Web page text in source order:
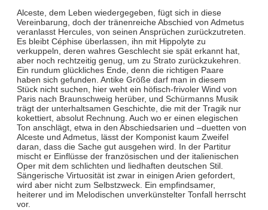
Alceste, dem Leben wiedergegeben, fügt sich in diese
Vereinbarung, doch der tränenreiche Abschied von Admetus
veranlasst Hercules, von seinen Ansprüchen zurückzutreten.
Es bleibt Céphise überlassen, ihn mit Hippolyte zu
verkuppeln, deren wahres Geschlecht sie spät erkannt hat,
aber noch rechtzeitig genug, um zu Strato zurückzukehren.
Ein rundum glückliches Ende, denn die richtigen Paare
haben sich gefunden. Antike Größe darf man in diesem
Stück nicht suchen, hier weht ein höfisch-frivoler Wind von
Paris nach Braunschweig herüber, und Schürmanns Musik
trägt der unterhaltsamen Geschichte, die mit der Tragik nur
kokettiert, absolut Rechnung. Auch wo er einen elegischen
Ton anschlägt, etwa in den Abschiedsarien und –duetten von
Alceste und Admetus, lässt der Komponist kaum Zweifel
daran, dass die Sache gut ausgehen wird. In der Partitur
mischt er Einflüsse der französischen und der italienischen
Oper mit dem schlichten und liedhaften deutschen Stil.
Sängerische Virtuosität ist zwar in einigen Arien gefordert,
wird aber nicht zum Selbstzweck. Ein empfindsamer,
heiterer und im Melodischen unverkünstelter Tonfall herrscht
vor.